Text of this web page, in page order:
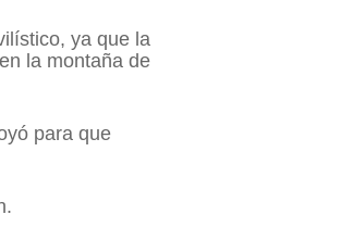
ya que la
la montaña de
para que